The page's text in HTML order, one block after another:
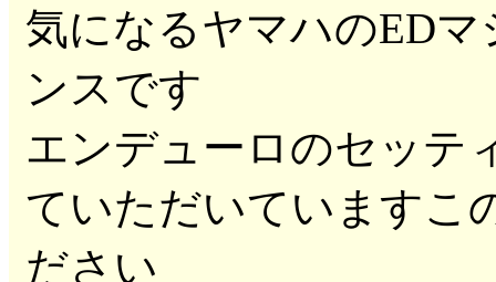
気になるヤマハのED
ンスです
エンデューロのセッテ
ていただいていますこ
ださい